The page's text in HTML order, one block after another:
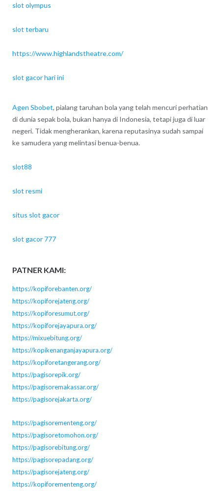
slot olympus
slot terbaru
https://www.highlandstheatre.com/
slot gacor hari ini
Agen Sbobet, pialang taruhan bola yang telah mencuri perhatian
di dunia sepak bola, bukan hanya di Indonesia, tetapi juga di luar
negeri. Tidak mengherankan, karena reputasinya sudah sampai
ke samudera yang melintasi benua-benua.
slot88
slot resmi
situs slot gacor
slot gacor 777
PATNER KAMI:
https://kopiforebanten.org/
https://kopiforejateng.org/
https://kopiforesumut.org/
https://kopiforejayapura.org/
https://mixuebitung.org/
https://kopikenanganjayapura.org/
https://kopiforetangerang.org/
https://pagisorepik.org/
https://pagisoremakassar.org/
https://pagisorejakarta.org/
https://pagisorementeng.org/
https://pagisoretomohon.org/
https://pagisorebitung.org/
https://pagisorepadang.org/
https://pagisorejateng.org/
https://kopiforementeng.org/